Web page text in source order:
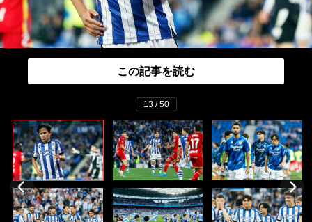
この記事を読む
13 / 50